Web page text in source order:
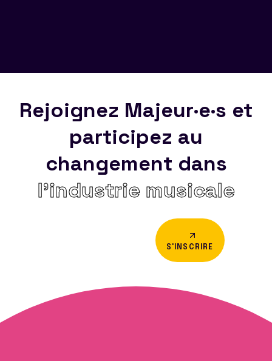
Rejoignez Majeur·e·s et
participez au
changement dans
l’industrie musicale
S'INSCRIRE